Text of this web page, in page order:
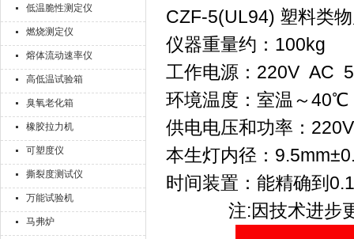
低温脆性测定仪
燃烧测定仪
熔体流动速率仪
高低温试验箱
臭氧老化箱
橡胶拉力机
可塑度仪
撕裂度测试仪
万能试验机
马弗炉
CZF-5(UL94) 塑料类
仪器重量约：100kg
工作电源：220V AC
环境温度：室温～40℃
供电电压和功率：
本生灯内径：
时间装置：能精确到
注:因技术进步